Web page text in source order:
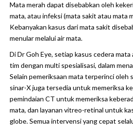
Mata merah dapat disebabkan oleh
mata, atau infeksi (mata sakit atau mata
Kebanyakan kasus dari mata sakit
menular melalui air mata.
Di Dr Goh Eye, setiap kasus cedera
tim dengan multi spesialisasi, dalam
Selain pemeriksaan mata terperinci oleh
sinar-X juga tersedia untuk memeriksa
pemindaian CT untuk memeriksa
mata, dan layanan vitreo-retinal untuk
globe. Semua intervensi yang cepat